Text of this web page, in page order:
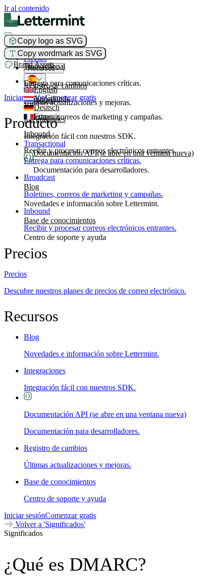
Ir al contenido
Copy logo as SVG
Copy wordmark as SVG
Brand Assets
Producto
Transactional
Entrega para comunicaciones críticas.
Broadcast
Boletines, correos de marketing y campañas.
Inbound
Recibir y procesar correos electrónicos entrantes.
Precios
Recursos
Registro de cambios
Últimas actualizaciones y mejoras.
Integraciones
Integración fácil con nuestros SDK.
Documentación API(se abre en una ventana nueva)
Documentación para desarrolladores.
Blog
Novedades e información sobre Lettermint.
Base de conocimientos
Centro de soporte y ayuda
English
Nederlands
Deutsch
Français
Iniciar sesiónComenzar gratis
Producto
Transactional
Entrega para comunicaciones críticas.
Broadcast
Boletines, correos de marketing y campañas.
Inbound
Recibir y procesar correos electrónicos entrantes.
Precios
Precios
Descubre nuestros planes de precios de correo electrónico.
Recursos
Blog
Novedades e información sobre Lettermint.
Integraciones
Integración fácil con nuestros SDK.
Documentación API (se abre en una ventana nueva)
Documentación para desarrolladores.
Registro de cambios
Últimas actualizaciones y mejoras.
Base de conocimientos
Centro de soporte y ayuda
Iniciar sesiónComenzar gratis
Volver a 'Significados'
Significados
¿Qué es DMARC?